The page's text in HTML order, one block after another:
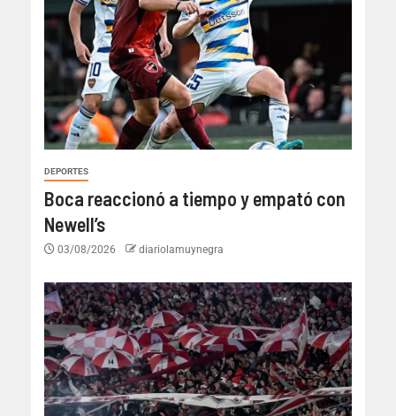
DEPORTES
Boca reaccionó a tiempo y empató con
Newell’s
03/08/2026 diariolamuynegra